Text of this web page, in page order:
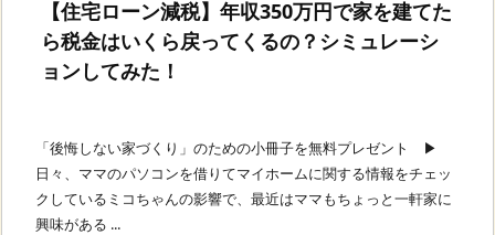
【住宅ローン減税】年収350万円で家を建てた
ら税金はいくら戻ってくるの？シミュレーシ
ョンしてみた！
「後悔しない家づくり」のための小冊子を無料プレゼント ▶︎
日々、ママのパソコンを借りてマイホームに関する情報をチェッ
クしているミコちゃんの影響で、最近はママもちょっと一軒家に
興味がある ...